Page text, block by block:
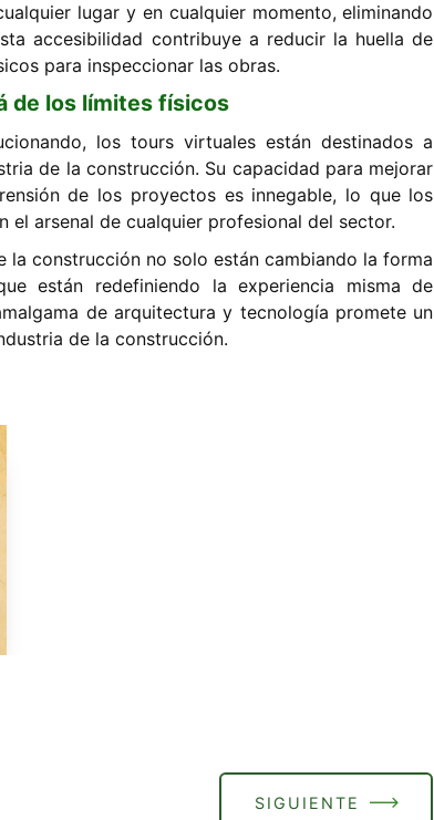
lugar y en cualquier momento, eliminando
accesibilidad contribuye a reducir la huella de
para inspeccionar las obras.
de los límites físicos
los tours virtuales están destinados a
de la construcción. Su capacidad para mejorar
de los proyectos es innegable, lo que los
el arsenal de cualquier profesional del sector.
la construcción no solo están cambiando la forma
están redefiniendo la experiencia misma de
de arquitectura y tecnología promete un
de la construcción.
SIGUIENTE